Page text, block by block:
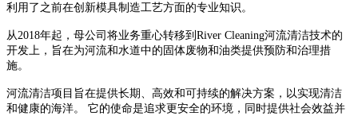
利用了之前在创新模具制造工艺方面的专业知识。
从2018年起，母公司将业务重心转移到 River Cleaning河流清洁技术的
开发上，旨在为河流和水道中的固体废物和油类提供预防和治理措
施。
河流清洁项目旨在提供长期、高效和可持续的解决方案，以实现清洁
和健康的海洋。 它的使命是追求更安全的环境，同时提供社会效益并